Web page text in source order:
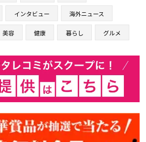
インタビュー 海外ニュース
美容 健康 暮らし グルメ